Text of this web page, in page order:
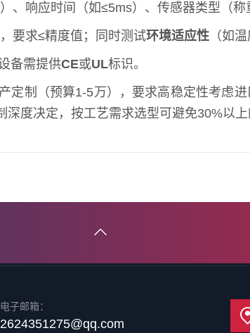
、响应时间（如≤5ms）、传感器类型（称
要求≤精度值；同时测试环境适应性 （如
备需提供CE或UL标识。
定制（预算1-5万），要求高稳定性考虑
度决定，按工艺需求选型可避免30%以上
电子邮箱：
2624351275@qq.com